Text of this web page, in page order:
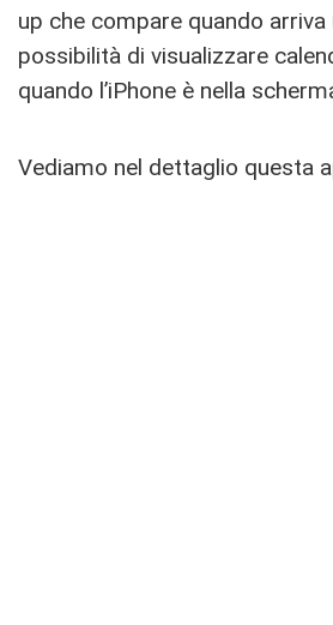
up che compare quando arriva
possibilità di visualizzare
quando l’iPhone è nella
Vediamo nel dettaglio questa